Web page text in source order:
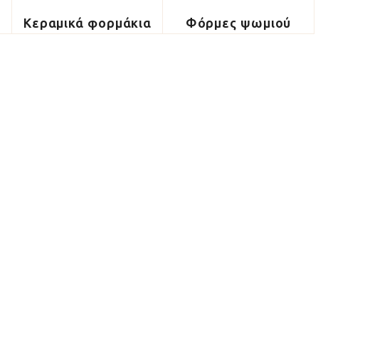
Κεραμικά φορμάκια Φόρμες ψωμιού